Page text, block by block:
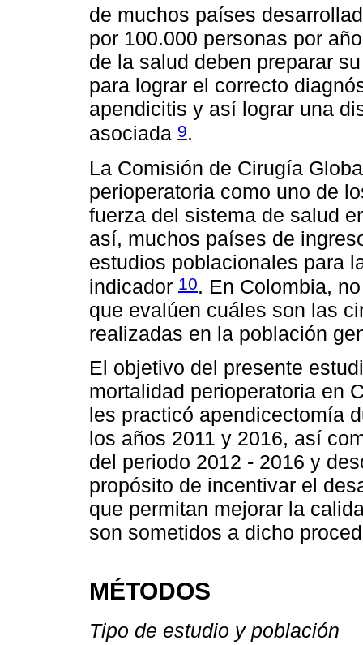
de muchos países
por 100.000 personas por
de la salud deben preparar
para lograr el correcto
apendicitis y así lograr una
asociada 9.
La Comisión de Cirugía
perioperatoria como uno de
fuerza del sistema de salud
así, muchos países de
estudios poblacionales para
indicador 10. En Colombia,
que evalúen cuáles son las
realizadas en la población
El objetivo del presente
mortalidad perioperatoria en
les practicó apendicectomía
los años 2011 y 2016, así
del periodo 2012 - 2016 y
propósito de incentivar el
que permitan mejorar la
son sometidos a dicho
MÉTODOS
Tipo de estudio y población